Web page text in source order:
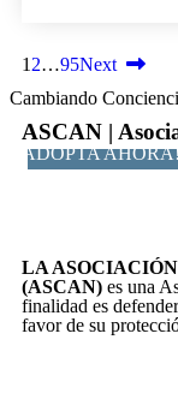
1 2…95Next
Cambiando
ASCAN |
ADOPTA
LA
(ASCAN) es una
finalidad es
favor de su